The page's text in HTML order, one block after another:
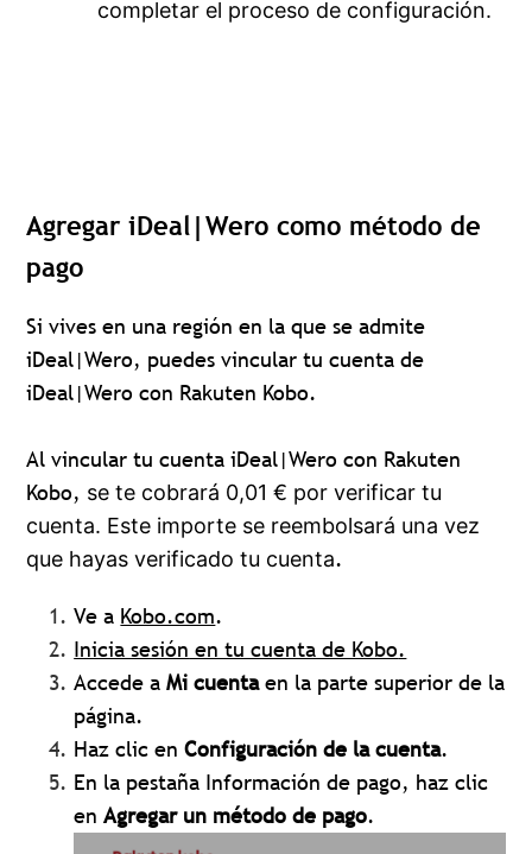
completar el proceso de configuración.
Agregar iDeal|Wero como método de
pago
Si vives en una región en la que se admite
iDeal|Wero, puedes vincular tu cuenta de
iDeal|Wero con Rakuten Kobo.
Al vincular tu cuenta iDeal|Wero con Rakuten
Kobo, se te cobrará 0,01 € por verificar tu
cuenta. Este importe se reembolsará una vez
que hayas verificado tu cuenta.
Ve a Kobo.com.
Inicia sesión en tu cuenta de Kobo.
Accede aMi cuentaen la parte superior de la
página.
Haz clic enConfiguración de la cuenta.
En la pestaña Información de pago, haz clic
enAgregar un método de pago.